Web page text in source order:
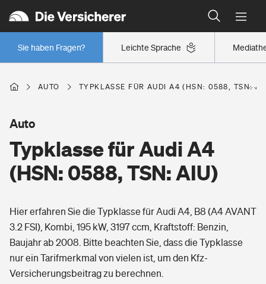
Leichte Sprache
Sie haben Fragen?
Wer versichert was: Jetzt Versicherer finden
Regionalklassen: So ist Ihre Region eingestuft
Wer versichert was: Jetzt Versicherer finden
Berufsunfähigkeitsversicherung
Erwerbsunfähigkeitsversicherung
Grundfähigkeitsversicherung
Arbeitsrechtsschutz
Berufshaftpflichtversicherung
Wohnen
Freizeit
Pri­vate Haft­pflicht­
Gesundheit
AUTO TYPKLASSE FÜR AUDI A4 (HSN: 0588, TSN:
Typklasse für Audi A4
(HSN: 0588, TSN: AIU)
Auto
Hier erfahren Sie die Typklasse für Audi A4, B8 (A4 AVANT
3.2 FSI), Kombi, 195 kW, 3197 ccm, Kraftstoff: Benzin,
Baujahr ab 2008. Bitte beachten Sie, dass die Typklasse
nur ein Tarifmerkmal von vielen ist, um den Kfz-
Versicherungsbeitrag zu berechnen.